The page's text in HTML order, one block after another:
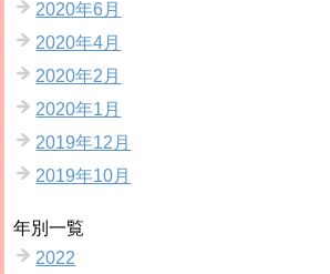
2020年6月
2020年4月
2020年2月
2020年1月
2019年12月
2019年10月
年別一覧
2022